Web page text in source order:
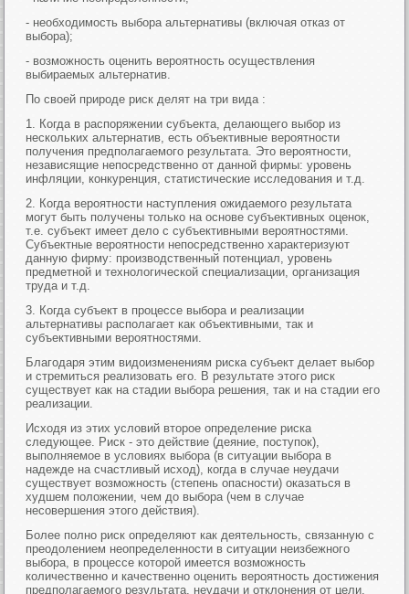
- необходимость выбора альтернативы (включая отказ от
выбора);
- возможность оценить вероятность осуществления
выбираемых альтернатив.
По своей природе риск делят на три вида :
1. Когда в распоряжении субъекта, делающего выбор из
нескольких альтернатив, есть объективные вероятности
получения предполагаемого результата. Это вероятности,
независящие непосредственно от данной фирмы: уровень
инфляции, конкуренция, статистические исследования и т.д.
2. Когда вероятности наступления ожидаемого результата
могут быть получены только на основе субъективных оценок,
т.е. субъект имеет дело с субъективными вероятностями.
Субъектные вероятности непосредственно характеризуют
данную фирму: производственный потенциал, уровень
предметной и технологической специализации, организация
труда и т.д.
3. Когда субъект в процессе выбора и реализации
альтернативы располагает как объективными, так и
субъективными вероятностями.
Благодаря этим видоизменениям риска субъект делает выбор
и стремиться реализовать его. В результате этого риск
существует как на стадии выбора решения, так и на стадии его
реализации.
Исходя из этих условий второе определение риска
следующее. Риск - это действие (деяние, поступок),
выполняемое в условиях выбора (в ситуации выбора в
надежде на счастливый исход), когда в случае неудачи
существует возможность (степень опасности) оказаться в
худшем положении, чем до выбора (чем в случае
несовершения этого действия).
Более полно риск определяют как деятельность, связанную с
преодолением неопределенности в ситуации неизбежного
выбора, в процессе которой имеется возможность
количественно и качественно оценить вероятность достижения
предполагаемого результата, неудачи и отклонения от цели.